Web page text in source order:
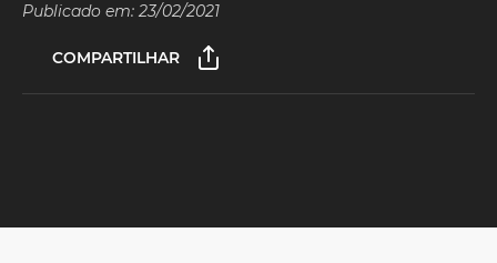
Publicado em: 23/02/2021
COMPARTILHAR